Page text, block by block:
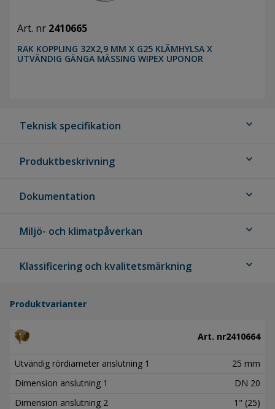
Art. nr 2410665
RAK KOPPLING 32X2,9 MM X G25 KLÄMHYLSA X
UTVÄNDIG GÄNGA MÄSSING WIPEX UPONOR
Teknisk specifikation expand_more
Produktbeskrivning expand_more
Dokumentation expand_more
Miljö- och klimatpåverkan expand_more
Klassificering och kvalitetsmärkning expand_more
Produktvarianter
Art. nr2410664
Utvändig rördiameter anslutning 1
25 mm
Dimension anslutning 1
DN 20
Dimension anslutning 2
1" (25)